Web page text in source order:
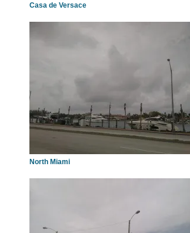
Casa de Versace
North Miami